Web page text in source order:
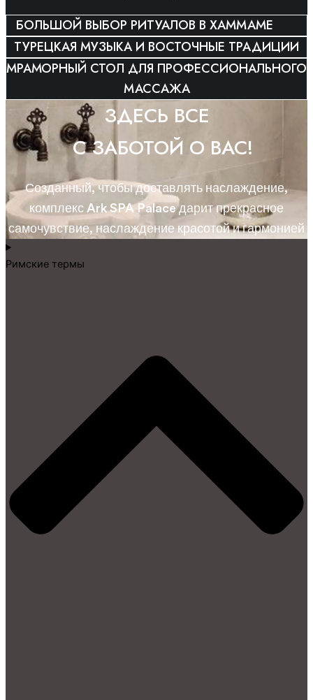
БОЛЬШОЙ ВЫБОР РИТУАЛОВ В ХАММАМЕ
ТУРЕЦКАЯ МУЗЫКА И ВОСТОЧНЫЕ ТРАДИЦИИ
МРАМОРНЫЙ СТОЛ ДЛЯ ПРОФЕССИОНАЛЬНОГО
МАССАЖА
ЗДЕСЬ ВСЕ
С ЗАБОТОЙ О ВАС!
Созданный, чтобы доставлять наслаждение,
комплекс Ark SPA Palace дарит прекрасное
самочувствие, наслаждение красотой и гармонией
Римские термы